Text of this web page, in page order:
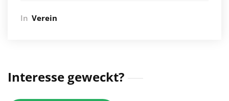
In Verein
Interesse geweckt?